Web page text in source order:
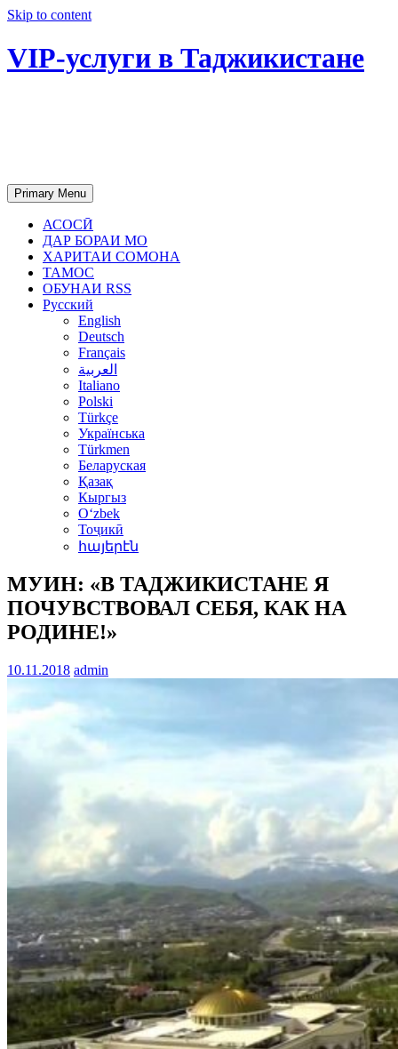
Skip to content
VIP-услуги в Таджикистане
Primary Menu
АСОСӢ
ДАР БОРАИ МО
ХАРИТАИ СОМОНА
ТАМОС
ОБУНАИ RSS
Русский
English
Deutsch
Français
العربية
Italiano
Polski
Türkçe
Українська
Türkmen
Беларуская
Қазақ
Кыргыз
Oʻzbek
Тоҷикӣ
հայերէն
МУИН: «В ТАДЖИКИСТАНЕ Я
ПОЧУВСТВОВАЛ СЕБЯ, КАК НА
РОДИНЕ!»
10.11.2018 admin